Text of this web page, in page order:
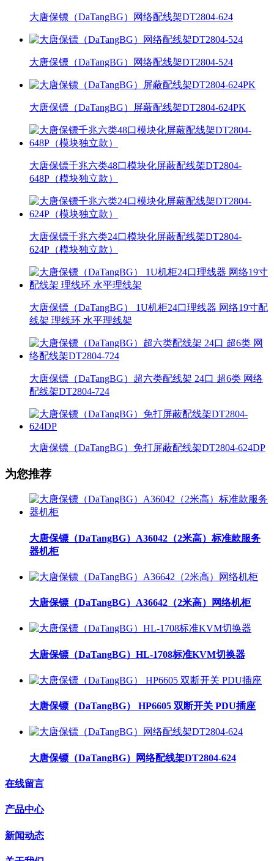
大唐保镖（DaTangBG）网络配线架DT2804-624
大唐保镖（DaTangBG）网络配线架DT2804-524
大唐保镖（DaTangBG）屏蔽配线架DT2804-624PK
大唐保镖千兆六类48口模块化屏蔽配线架DT2804-
648P（模块独立款）
大唐保镖千兆六类24口模块化屏蔽配线架DT2804-
624P（模块独立款）
大唐保镖（DaTangBG） 1U机柜24口理线器 网络19寸配
线架 理线环 水平理线架
大唐保镖（DaTangBG）超六类配线架 24口 超6类 网络
配线架DT2804-724
大唐保镖（DaTangBG）免打屏蔽配线架DT2804-624DP
为您推荐
大唐保镖（DaTangBG）A36042（2米高）标准款服务
器机柜
大唐保镖（DaTangBG）A36642（2米高）网络机柜
大唐保镖（DaTangBG）HL-1708标准KVM切换器
大唐保镖（DaTangBG） HP6605 双断开关 PDU插座
大唐保镖（DaTangBG）网络配线架DT2804-624
在线留言
产品中心
新闻动态